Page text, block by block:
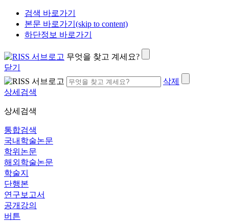
검색 바로가기
본문 바로가기(skip to content)
하단정보 바로가기
무엇을 찾고 계세요?
닫기
삭제
상세검색
상세검색
통합검색
국내학술논문
학위논문
해외학술논문
학술지
단행본
연구보고서
공개강의
버튼